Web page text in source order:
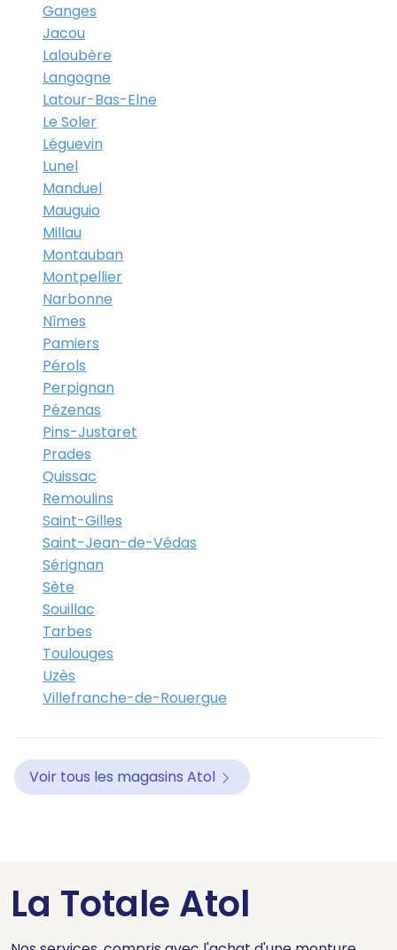
Ganges
Jacou
Laloubère
Langogne
Latour-Bas-Elne
Le Soler
Léguevin
Lunel
Manduel
Mauguio
Millau
Montauban
Montpellier
Narbonne
Nîmes
Pamiers
Pérols
Perpignan
Pézenas
Pins-Justaret
Prades
Quissac
Remoulins
Saint-Gilles
Saint-Jean-de-Védas
Sérignan
Sète
Souillac
Tarbes
Toulouges
Uzès
Villefranche-de-Rouergue
Voir tous les magasins Atol
La Totale Atol